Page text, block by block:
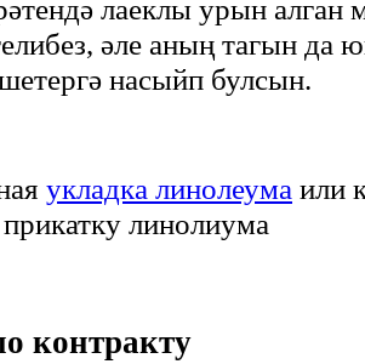
лаеклы урын алган
әле аның тагын да
насыйп булсын.
укладка линолеума или
линолиума
контракту